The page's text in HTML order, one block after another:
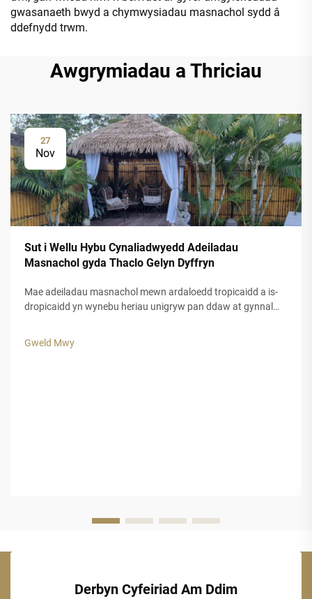
gwasanaeth bwyd a chymwysiadau masnachol sydd â
ddefnydd trwm.
Awgrymiadau a Thriciau
27
Nov
Sut i Wellu Hybu Cynaliadwyedd Adeiladau
Masnachol gyda Thaclo Gelyn Dyffryn
Mae adeiladau masnachol mewn ardaloedd tropicaidd a is-
dropicaidd yn wynebu heriau unigryw pan ddaw at gynnal
yn methu pan gaiff eu rhoi i agored i'w gofodolaeth gryf.
Gweld Mwy
Derbyn Cyfeiriad Am Ddim